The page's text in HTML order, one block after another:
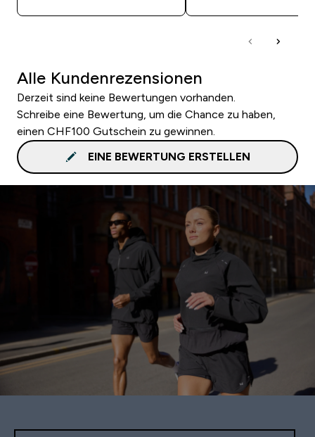
Alle Kundenrezensionen
Derzeit sind keine Bewertungen vorhanden.
Schreibe eine Bewertung, um die Chance zu haben,
einen CHF100 Gutschein zu gewinnen.
EINE BEWERTUNG ERSTELLEN